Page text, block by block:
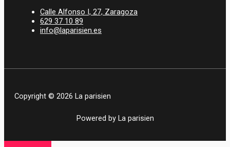
Calle Alfonso I, 27, Zaragoza
629 37 10 89
info@laparisien.es
Copyright © 2026 La parisien
Powered by La parisien